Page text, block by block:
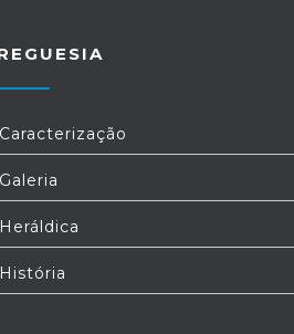
Caracterização
Galeria
Heráldica
História